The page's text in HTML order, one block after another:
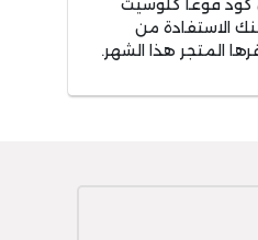
فوغا كلوسيت
الاستفادة من
المتجر هذا الشهر.